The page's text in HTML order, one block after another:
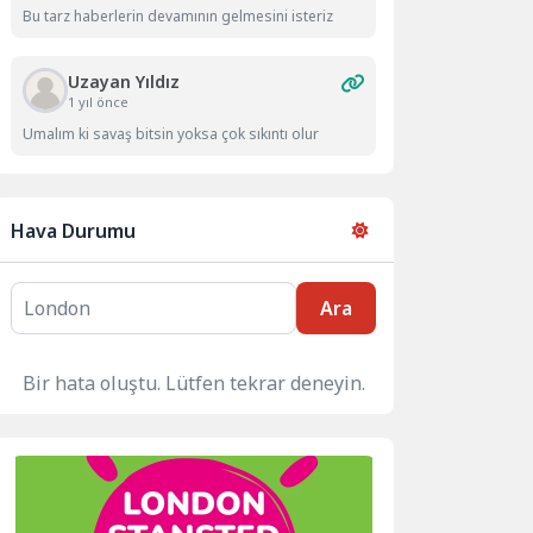
Bu tarz haberlerin devamının gelmesini isteriz
Uzayan Yıldız
1 yıl önce
Umalım ki savaş bitsin yoksa çok sıkıntı olur
Hava Durumu
Ara
Bir hata oluştu. Lütfen tekrar deneyin.